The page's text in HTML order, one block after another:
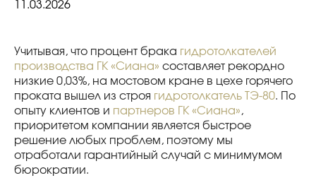
11.03.2026
Учитывая, что процент брака гидротолкателей
производства ГК «Сиана» составляет рекордно
низкие 0,03%, на мостовом кране в цехе горячего
проката вышел из строя гидротолкатель ТЭ-80. По
опыту клиентов и партнеров ГК «Сиана»,
приоритетом компании является быстрое
решение любых проблем, поэтому мы
отработали гарантийный случай с минимумом
бюрократии.